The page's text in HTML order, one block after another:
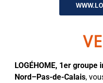
LOGÉHOME, 1er
Nord–Pas-de-Calais,